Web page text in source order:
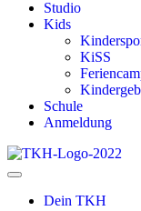
Studio
Kids
KiSS
Schule
Anmeldung
Dein TKH